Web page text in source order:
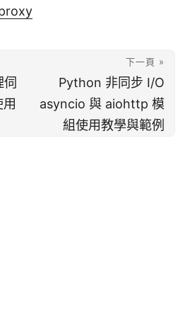
下一頁 »
Python 非同步 I/O
asyncio 與 aiohttp 模
組使用教學與範例